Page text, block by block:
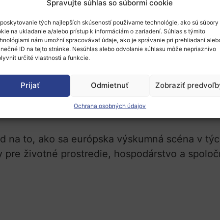
Spravujte súhlas so súbormi cookie
tých najlepších skúseností používame technológie, ako sú súbory
na ukladanie a/alebo prístup k informáciám o zariadení. Súhlas s týmito
nám umožní spracovávať údaje, ako je správanie pri prehliadaní
ID na tejto stránke. Nesúhlas alebo odvolanie súhlasu môže nepriaznivo
určité vlastnosti a funkcie.
Prijať Odmietnuť Zobraziť
Ochrana osobných údajov
Research conference 2025
, ktorá sa
o úspechoch európskych projektovv
projektov, ktoré boli podporené v rámci
ako aj ich očakávané dopady.
aj na ďalšie kroky v oblasti výskumu
inteligentné dopravné systémy,
na to, ako sa európska výskumná scéna v
životné prostredie, hospodárstvo a